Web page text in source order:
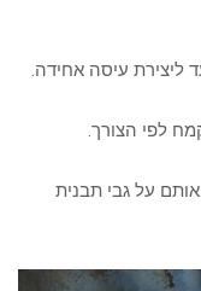
עיסה אחידה.
לפי הצורך.
ס"מ ומשטחים אותם על גבי תבנית